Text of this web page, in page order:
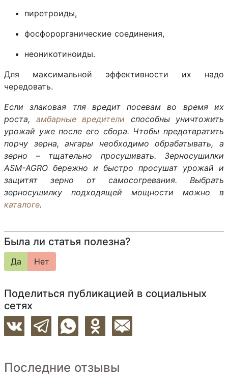
пиретроиды,
фосфорорганические соединения,
неоникотиноиды.
Для максимальной эффективности их надо
чередовать.
Если злаковая тля вредит посевам во время их
роста, амбарные вредители способны уничтожить
урожай уже после его сбора. Чтобы предотвратить
порчу зерна, ангары необходимо обрабатывать, а
зерно – тщательно просушивать. Зерносушилки
ASM-AGRO бережно и быстро просушат урожай и
защитят зерно от самосогревания. Выбрать
зерносушилку подходящей мощности можно в
каталоге.
Последние отзывы
Была ли статья полезна?
Да Нет
Поделиться публикацией в социальных
сетях